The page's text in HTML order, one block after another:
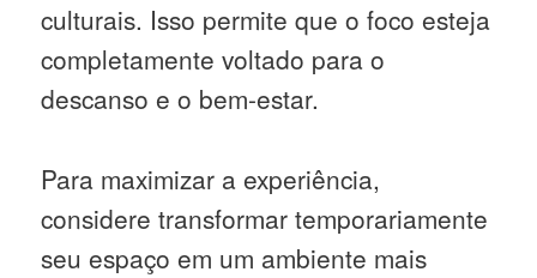
culturais. Isso permite que o foco esteja
completamente voltado para o
descanso e o bem-estar.
Para maximizar a experiência,
considere transformar temporariamente
seu espaço em um ambiente mais